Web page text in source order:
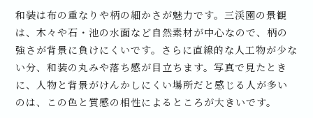
和装は布の重なりや柄の細かさが魅力です。三渓園の景観
は、木々や石・池の水面など自然素材が中心なので、柄の
強さが背景に負けにくいです。さらに直線的な人工物が少な
い分、和装の丸みや落ち感が目立ちます。写真で見たとき
に、人物と背景がけんかしにくい場所だと感じる人が多い
のは、この色と質感の相性によるところが大きいです。